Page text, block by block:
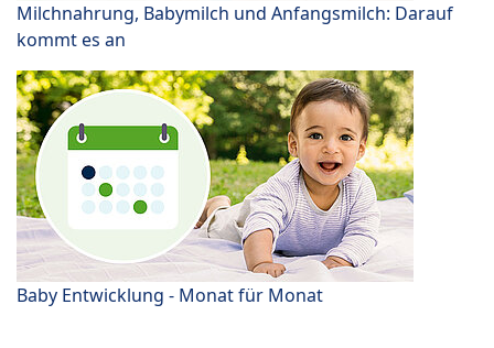
Milchnahrung, Babymilch und Anfangsmilch: Darauf
kommt es an
Baby Entwicklung - Monat für Monat